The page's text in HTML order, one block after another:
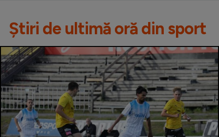
Știri de ultimă oră din sport